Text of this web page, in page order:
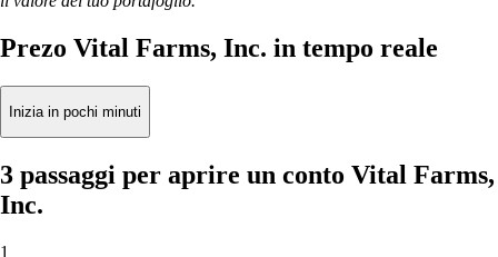
Prezo Vital Farms, Inc. in tempo reale
Inizia in pochi minuti
3 passaggi per aprire un conto Vital Farms,
Inc.
1